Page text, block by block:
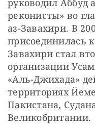
реконисты» во
аз-Завахири. В
присоединилась
Завахири стал
организации
«Аль-Джихада»
территориях
Пакистана,
Великобритании.